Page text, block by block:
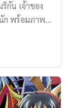
กัน เจ้าของ
ก พร้อมภาพ
ร็จของ Post
ายังไม่เคยรู้
Malone ในวัน
(โพสต์
สติน ริชาร์ด